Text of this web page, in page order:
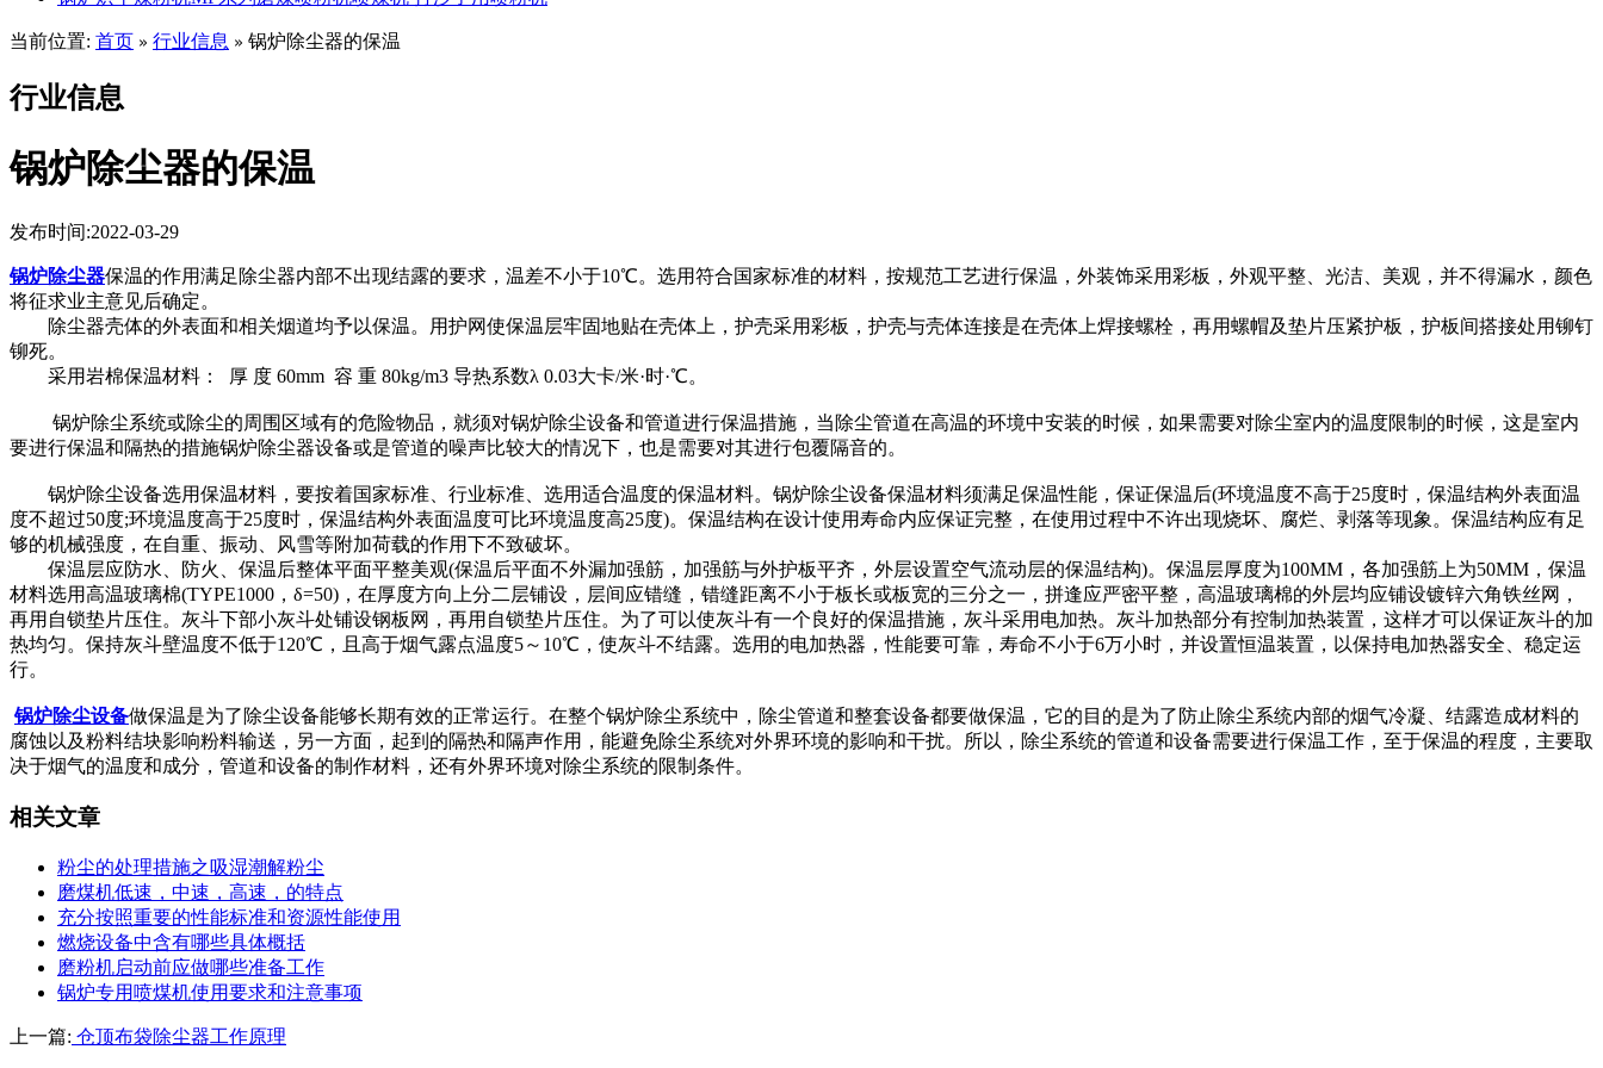
当前位置: 首页 » 行业信息 » 锅炉除尘器的保温
行业信息
锅炉除尘器的保温
发布时间:2022-03-29
锅炉除尘器保温的作用满足除尘器内部不出现结露的要求，温差不小于10℃。选用符合国家标准的材料，按规范工艺进行保温，外装饰采用彩板，外观平整、光洁、美观，并不得漏水，颜色
将征求业主意见后确定。
除尘器壳体的外表面和相关烟道均予以保温。用护网使保温层牢固地贴在壳体上，护壳采用彩板，护壳与壳体连接是在壳体上焊接螺栓，再用螺帽及垫片压紧护板，护板间搭接处用铆钉
铆死。
采用岩棉保温材料： 厚 度 60mm 容 重 80kg/m3 导热系数λ 0.03大卡/米·时·℃。
锅炉除尘系统或除尘的周围区域有的危险物品，就须对锅炉除尘设备和管道进行保温措施，当除尘管道在高温的环境中安装的时候，如果需要对除尘室内的温度限制的时候，这是室内
要进行保温和隔热的措施锅炉除尘器设备或是管道的噪声比较大的情况下，也是需要对其进行包覆隔音的。
锅炉除尘设备选用保温材料，要按着国家标准、行业标准、选用适合温度的保温材料。锅炉除尘设备保温材料须满足保温性能，保证保温后(环境温度不高于25度时，保温结构外表面温
度不超过50度;环境温度高于25度时，保温结构外表面温度可比环境温度高25度)。保温结构在设计使用寿命内应保证完整，在使用过程中不许出现烧坏、腐烂、剥落等现象。保温结构应有足
够的机械强度，在自重、振动、风雪等附加荷载的作用下不致破坏。
保温层应防水、防火、保温后整体平面平整美观(保温后平面不外漏加强筋，加强筋与外护板平齐，外层设置空气流动层的保温结构)。保温层厚度为100MM，各加强筋上为50MM，保温
材料选用高温玻璃棉(TYPE1000，δ=50)，在厚度方向上分二层铺设，层间应错缝，错缝距离不小于板长或板宽的三分之一，拼逢应严密平整，高温玻璃棉的外层均应铺设镀锌六角铁丝网，
再用自锁垫片压住。灰斗下部小灰斗处铺设钢板网，再用自锁垫片压住。为了可以使灰斗有一个良好的保温措施，灰斗采用电加热。灰斗加热部分有控制加热装置，这样才可以保证灰斗的加
热均匀。保持灰斗壁温度不低于120℃，且高于烟气露点温度5～10℃，使灰斗不结露。选用的电加热器，性能要可靠，寿命不小于6万小时，并设置恒温装置，以保持电加热器安全、稳定运
行。
锅炉除尘设备做保温是为了除尘设备能够长期有效的正常运行。在整个锅炉除尘系统中，除尘管道和整套设备都要做保温，它的目的是为了防止除尘系统内部的烟气冷凝、结露造成材料的
腐蚀以及粉料结块影响粉料输送，另一方面，起到的隔热和隔声作用，能避免除尘系统对外界环境的影响和干扰。所以，除尘系统的管道和设备需要进行保温工作，至于保温的程度，主要取
决于烟气的温度和成分，管道和设备的制作材料，还有外界环境对除尘系统的限制条件。
相关文章
粉尘的处理措施之吸湿潮解粉尘
磨煤机低速，中速，高速，的特点
充分按照重要的性能标准和资源性能使用
燃烧设备中含有哪些具体概括
磨粉机启动前应做哪些准备工作
锅炉专用喷煤机使用要求和注意事项
上一篇: 仓顶布袋除尘器工作原理